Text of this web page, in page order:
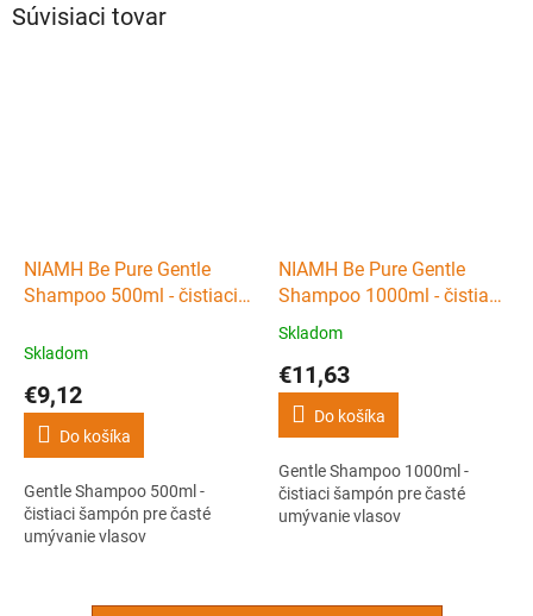
Súvisiaci tovar
NIAMH Be Pure Gentle
Shampoo 500ml - čistiaci
umývanie vlasov
Skladom
€9,12
Do košíka
Gentle Shampoo 500ml -
čistiaci šampón pre časté
umývanie vlasov
NIAMH Be Pure Gentle
Shampoo 1000ml - čistiaci
šampón pre časté
Priemerné
produktu
2,0
5
hviezdičiek.
Skladom
€11,63
Do košíka
Gentle Shampoo 1000ml -
čistiaci šampón pre časté
umývanie vlasov